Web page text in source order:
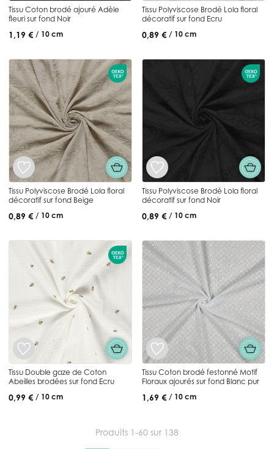
Tissu Coton brodé ajouré Adèle
fleuri sur fond Noir
1,19 € / 10 cm
Tissu Polyviscose Brodé Lola floral
décoratif sur fond Ecru
0,89 € / 10 cm
Tissu Polyviscose Brodé Lola floral
décoratif sur fond Beige
0,89 € / 10 cm
Tissu Polyviscose Brodé Lola floral
décoratif sur fond Noir
0,89 € / 10 cm
Tissu Double gaze de Coton
Abeilles brodées sur fond Ecru
0,99 € / 10 cm
Tissu Coton brodé festonné Motif
Floraux ajourés sur fond Blanc pur
1,69 € / 10 cm
Produits 1-60 sur 138